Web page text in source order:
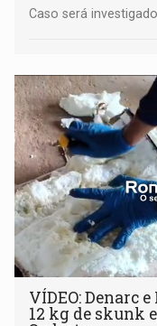
Caso será
VÍDEO: Denarc
12 kg de skunk